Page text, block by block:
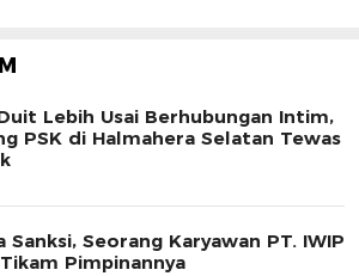
Lebih Usai Berhubungan Intim,
PSK di Halmahera Selatan Tewas
Sanksi, Seorang Karyawan PT. IWIP
Pimpinannya